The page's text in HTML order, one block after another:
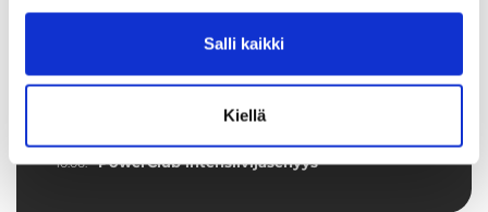
Salli kaikki
Kiellä
10.06. PowerClub intensiivijäsenyys